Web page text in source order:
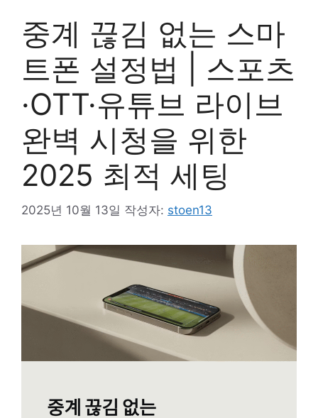
중계 끊김 없는 스마
트폰 설정법 | 스포츠
·OTT·유튜브 라이브
완벽 시청을 위한
2025 최적 세팅
2025년 10월 13일 작성자: stoen13